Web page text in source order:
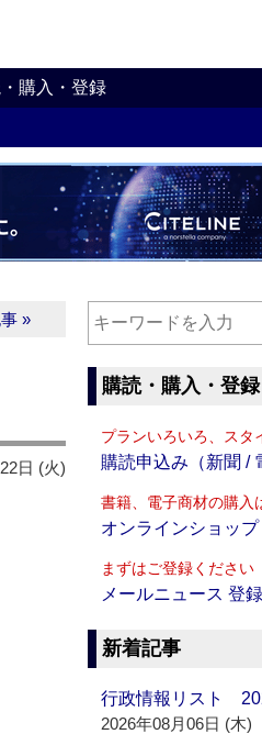
購入・登録
»
日 (火)
購読・購入・登録
プランいろいろ、スタ
購読申込み（新聞 /
書籍、電子商材の購入
オンラインショップ
まずはご登録ください
メールニュース 登
新着記事
行政情報リスト
2026年08月06日 (木)